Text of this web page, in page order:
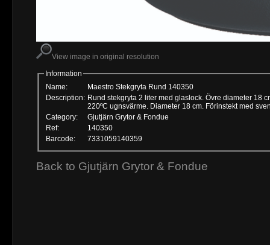
View image in original resolution
Information
Name:
Maestro Stekgryta Rund 140350
Description: Rund stekgryta 2 liter med glaslock. Övre diameter 18
220ºC ugnsvärme. Diameter 18 cm.
Category:
Gjutjärn Grytor & Fondue
Ref:
140350
Barcode:
7331059140359
Back to Gjutjärn Grytor & Fondue